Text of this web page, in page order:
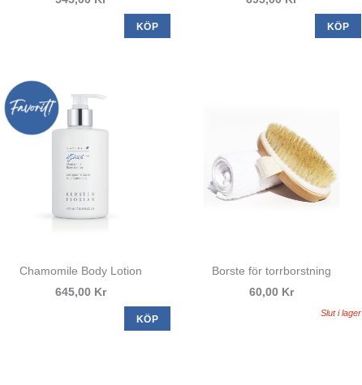
KÖP KÖP
Chamomile Body Lotion
645,00 Kr
KÖP
Borste för torrborstning
60,00 Kr
Slut i lager